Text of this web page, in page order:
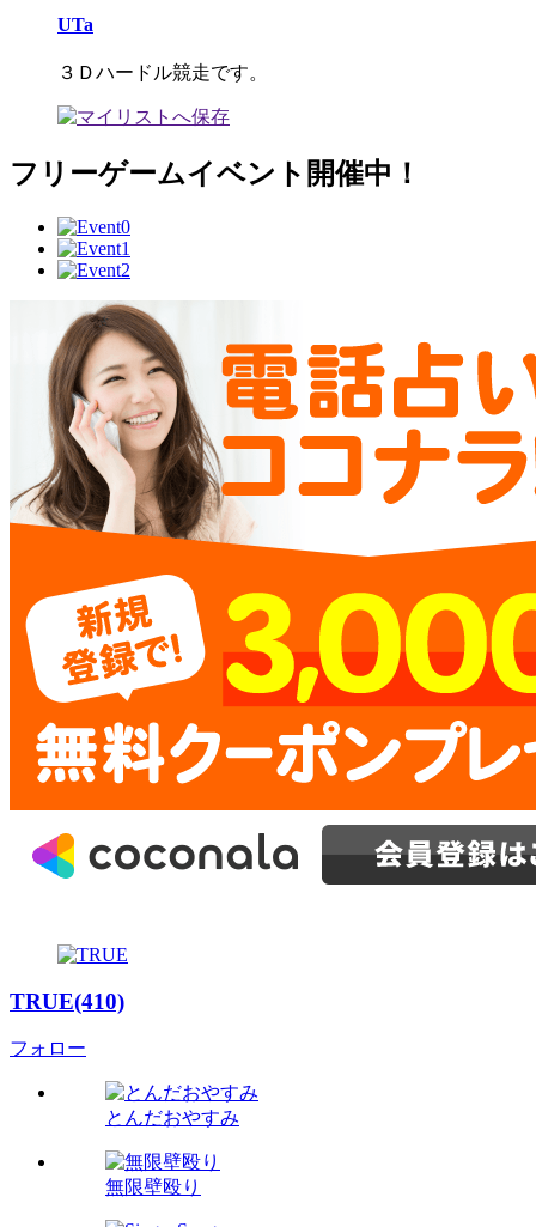
UTa
３Ｄハードル競走です。
フリーゲームイベント開催中！
TRUE(410)
フォロー
とんだおやすみ
無限壁殴り